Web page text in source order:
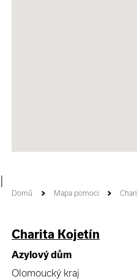
Domů Mapa pomoci
Charita Kojetín
Azylový dům
Olomoucký kraj